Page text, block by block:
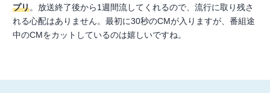
プリ。放送終了後から1週間流してくれるので、流行に取り残さ
れる心配はありません。最初に30秒のCMが入りますが、番組途
中のCMをカットしているのは嬉しいですね。